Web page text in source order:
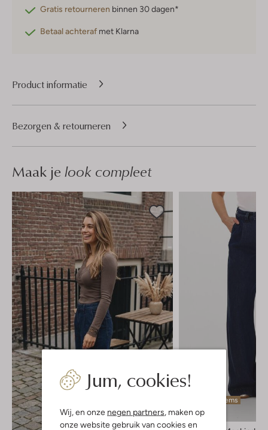
Jum, cookies!
Wij, en onze negen partners, maken op
onze website gebruik van cookies en
Gratis retourneren binnen 30 dagen*
Betaal achteraf met Klarna
Product informatie
Bezorgen & retourneren
Maak je look compleet
Laatste items
-50%